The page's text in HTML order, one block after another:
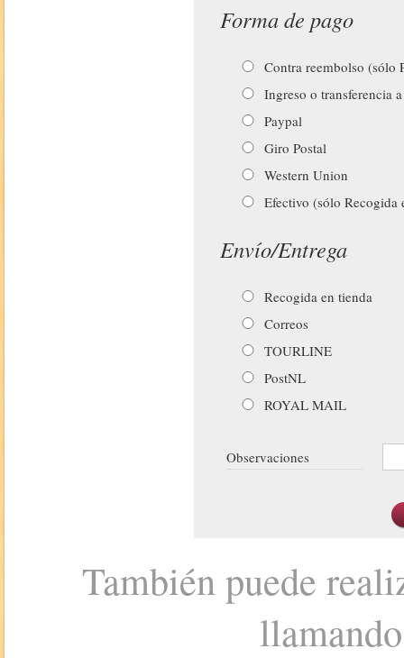
Forma de pago
Contra reembolso (sólo
Ingreso o transferencia
Paypal
Giro Postal
Western Union
Efectivo (sólo Recogida
Envío/Entrega
Recogida en tienda
Correos
TOURLINE
PostNL
ROYAL MAIL
Observaciones
También puede